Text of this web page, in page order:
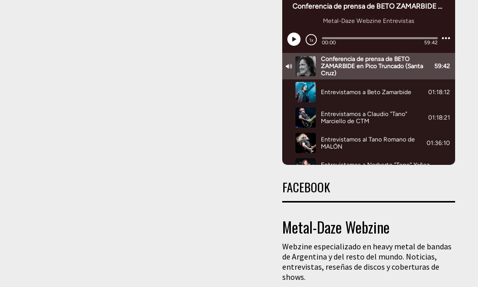
FACEBOOK
Metal-Daze Webzine
Webzine especializado en heavy metal de bandas
de Argentina y del resto del mundo. Noticias,
entrevistas, reseñas de discos y coberturas de
shows.